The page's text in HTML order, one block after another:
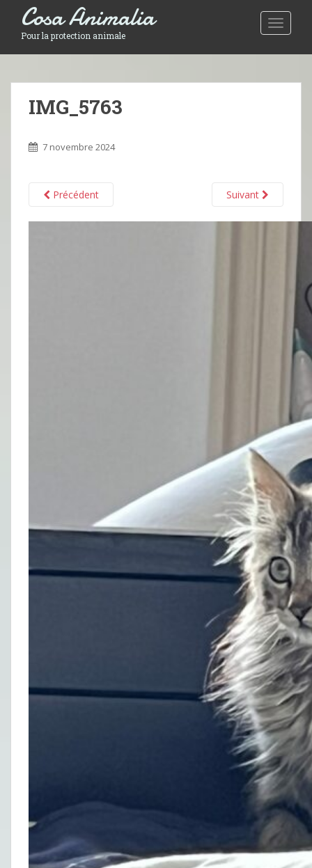
Toggle
Cosa Animalia
Pour la protection animale
IMG_5763
7 novembre 2024
Précédent Suivant